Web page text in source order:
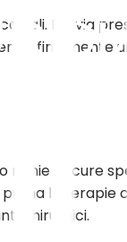
Previa
finalmente
cure
le terapie
chirurgici.